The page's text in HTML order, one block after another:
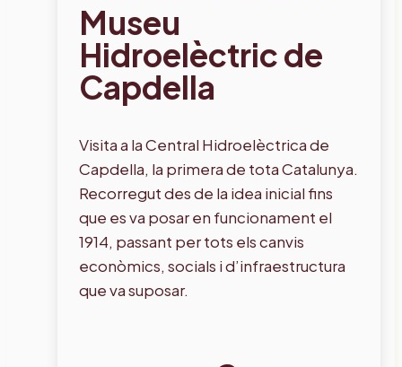
Museu
Hidroelèctric de
Capdella
Visita a la Central Hidroelèctrica de
Capdella, la primera de tota Catalunya.
Recorregut des de la idea inicial fins
que es va posar en funcionament el
1914, passant per tots els canvis
econòmics, socials i d’infraestructura
que va suposar.